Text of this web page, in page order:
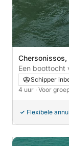
Chersonissos,
Een boottocht
motorboot; u
schipper.
Schipper
4 uur · Voor
Flexibele